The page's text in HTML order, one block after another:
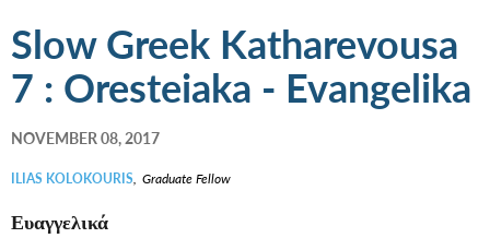
Slow Greek Katharevousa
7 : Oresteiaka - Evangelika
NOVEMBER 08, 2017
ILIAS KOLOKOURIS Graduate Fellow
Ευαγγελικά